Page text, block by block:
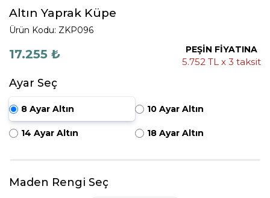
Altın Yaprak Küpe
Ürün Kodu: ZKP096
17.255 ₺ PEŞİN FİYATINA
5.752 TL x 3 taksit
Ayar Seç
8 Ayar Altın 10 Ayar Altın
14 Ayar Altın 18 Ayar Altın
Maden Rengi Seç